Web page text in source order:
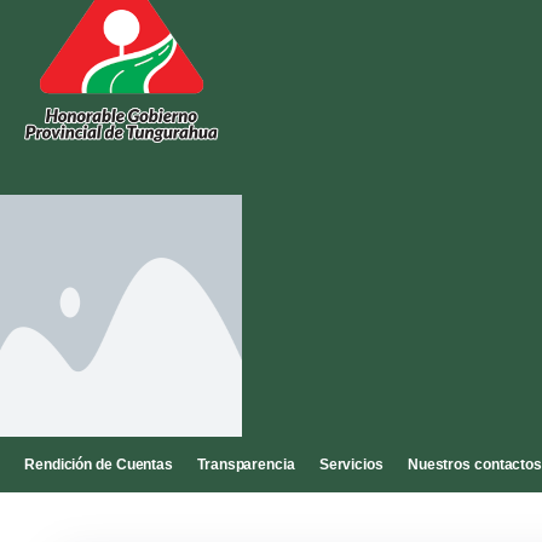
Rendición de Cuentas Transparencia Servicios Nuestros contactos